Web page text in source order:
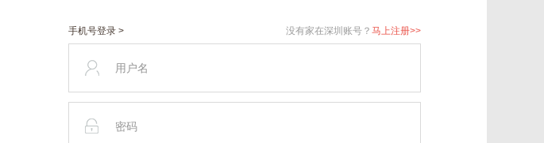
手机号登录 > 没有家在深圳账号？ 马上注册>>